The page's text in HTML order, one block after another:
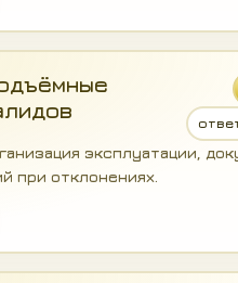
эксплуатации,
при отклонениях.